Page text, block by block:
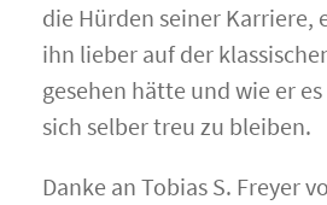
die Hürden seiner Karriere,
ihn lieber auf der
gesehen hätte und wie er
sich selber treu zu bleiben.
Danke an Tobias S. Freyer